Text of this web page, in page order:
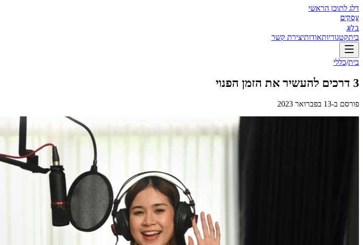
דלג לתוכן הראשי
עסקים
בלוג
ביתקטגוריותאודותיצירת קשר
בית/כללי
3 דרכים להעשיר את הזמן הפנוי
פורסם ב-13 בפברואר 2023